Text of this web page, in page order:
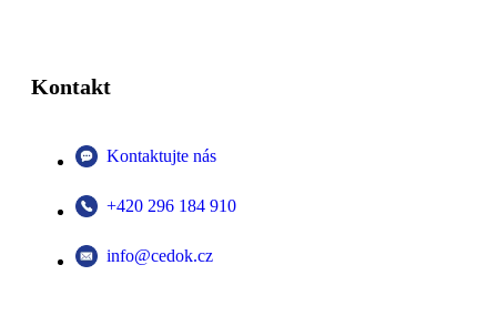
Kontakt
Kontaktujte nás
+420 296 184 910
info@cedok.cz